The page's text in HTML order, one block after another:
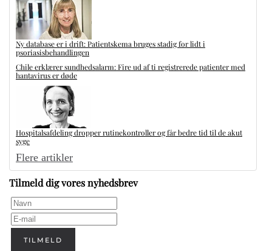
Ny database er i drift: Patientskema bruges stadig for lidt i
psoriasisbehandlingen
Chile erklærer sundhedsalarm: Fire ud af ti registrerede patienter med
hantavirus er døde
Hospitalsafdeling dropper rutinekontroller og får bedre tid til de akut
syge
Flere artikler
Tilmeld dig vores nyhedsbrev
TILMELD